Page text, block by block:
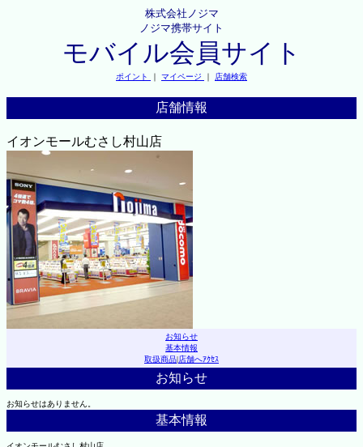
株式会社ノジマ
ノジマ携帯サイト
モバイル会員サイト
ポイント ｜ マイページ ｜ 店舗検索
店舗情報
イオンモールむさし村山店
お知らせ
基本情報
取扱商品|店舗へｱｸｾｽ
お知らせ
お知らせはありません。
基本情報